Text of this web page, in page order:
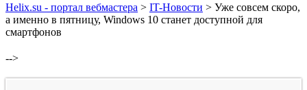
Helix.su - портал вебмастера > IT-Новости > Уже совсем скоро,
а именно в пятницу, Windows 10 станет доступной для
смартфонов
-->